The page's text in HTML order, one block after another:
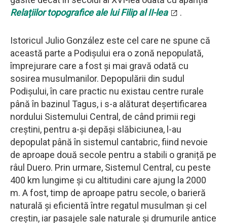
Relațiilor topografice ale lui Filip al II-lea
.
Istoricul Julio González este cel care ne spune că
această parte a Podișului era o zonă nepopulată,
împrejurare care a fost și mai gravă odată cu
sosirea musulmanilor. Depopulării din sudul
Podișului, în care practic nu existau centre rurale
până în bazinul Tagus, i s-a alăturat deșertificarea
nordului Sistemului Central, de când primii regi
creștini, pentru a-și depăși slăbiciunea, l-au
depopulat până în sistemul cantabric, fiind nevoie
de aproape două secole pentru a stabili o graniță pe
râul Duero. Prin urmare, Sistemul Central, cu peste
400 km lungime și cu altitudini care ajung la 2000
m. A fost, timp de aproape patru secole, o barieră
naturală și eficientă între regatul musulman și cel
creștin, iar pasajele sale naturale și drumurile antice